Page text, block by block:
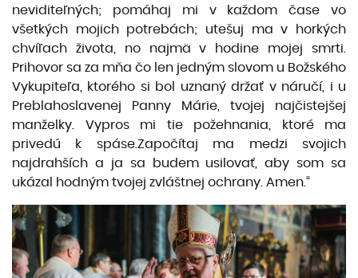
neviditeľných; pomáhaj mi v každom čase vo
všetkých mojich potrebách; utešuj ma v horkých
chvíľach života, no najmä v hodine mojej smrti.
Prihovor sa za mňa čo len jedným slovom u Božského
Vykupiteľa, ktorého si bol uznaný držať v náručí, i u
Preblahoslavenej Panny Márie, tvojej najčistejšej
manželky. Vypros mi tie požehnania, ktoré ma
privedú k spáse.Započítaj ma medzi svojich
najdrahších a ja sa budem usilovať, aby som sa
ukázal hodným tvojej zvláštnej ochrany. Amen.“